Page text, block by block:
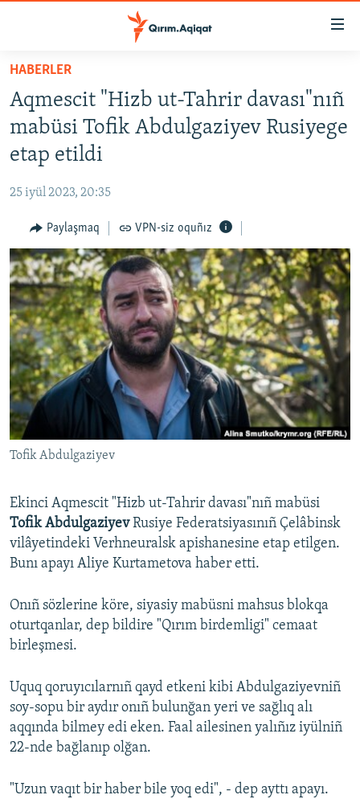
Esas
qaytmaq
Baş
navigatsiyağa
qaytmaq
Qıdıruvğa
qaytmaq
SİYASET
İQTİSADİYAT
MEDENİYET
İNSAN AQLARI
VİDEO
SÜRET
BLOGLAR
FİKİR
Русский
Українською
QOŞULIÑIZ!
RFE/RS bütün saytları
HABERLER
Aqmescit "Hizb ut-Tahrir davası"nıñ
mabüsi Tofik Abdulgaziyev Rusiyege
etap etildi
25 iyül 2023, 20:35
Paylaşmaq VPN-siz oquñız
Tofik Abdulgaziyev
Ekinci Aqmescit "Hizb ut-Tahrir davası"nıñ mabüsi
Tofik AbdulgaziyevRusiye Federatsiyasınıñ Çelâbinsk
vilâyetindeki Verhneuralsk apishanesine etap etilgen.
Bunı apayı Aliye Kurtametova haber etti.
Onıñ sözlerine köre, siyasiy mabüsni mahsus blokqa
oturtqanlar, dep bildire "Qırım birdemligi" cemaat
birleşmesi.
Uquq qoruyıcılarnıñ qayd etkeni kibi Abdulgaziyevniñ
soy-sopu bir aydır onıñ bulunğan yeri ve sağlıq alı
aqqında bilmey edi eken. Faal ailesinen yalıñız iyülniñ
22-nde bağlanıp olğan.
"Uzun vaqıt bir haber bile yoq edi", - dep ayttı apayı.